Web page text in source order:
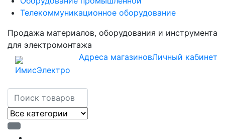
Телекоммуникационное оборудование
Продажа материалов, оборудования и инструмента
для электромонтажа
Адреса магазиновЛичный кабинет